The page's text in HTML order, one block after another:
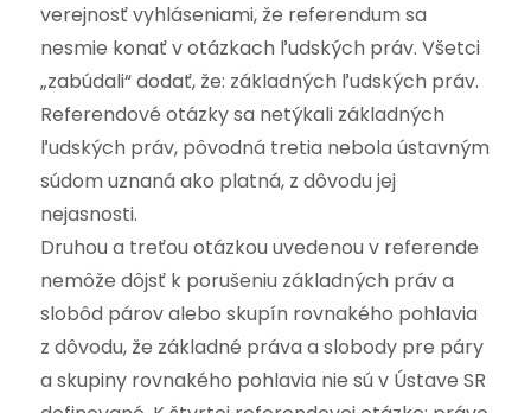
verejnosť vyhláseniami, že referendum sa
nesmie konať v otázkach ľudských práv. Všetci
„zabúdali“ dodať, že: základných ľudských práv.
Referendové otázky sa netýkali základných
ľudských práv, pôvodná tretia nebola ústavným
súdom uznaná ako platná, z dôvodu jej
nejasnosti.
Druhou a treťou otázkou uvedenou v referende
nemôže dôjsť k porušeniu základných práv a
slobôd párov alebo skupín rovnakého pohlavia
z dôvodu, že základné práva a slobody pre páry
a skupiny rovnakého pohlavia nie sú v Ústave SR